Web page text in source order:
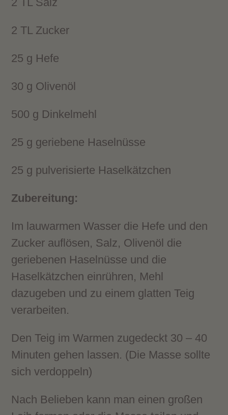
2 TL Zucker
25 g Hefe
30 g Olivenöl
500 g Dinkelmehl
25 g geriebene Haselnüsse
25 g pulverisierte Haselkätzchen
Zubereitung:
Im lauwarmen Wasser die Hefe und den
Zucker auflösen, Salz, Olivenöl die
geriebenen Haselnüsse und die
Haselkätzchen einrühren, Mehl
dazugeben und zu einem glatten Teig
verarbeiten.
Den Teig im Warmen zugedeckt 30 – 40
Minuten gehen lassen. (Die Masse sollte
sich verdoppeln)
Nach Belieben kann man einen großen